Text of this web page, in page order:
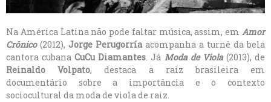
Na América Latina não pode faltar música, assim, em Amor
Crônico (2012), Jorge Perugorría acompanha a turnê da bela
cantora cubanaCuCu Diamantes. Já Moda de Viola (2013), de
Reinaldo Volpato, destaca a raiz brasileira em
documentário sobre a importância e o contexto
sociocultural da moda de viola de raiz.